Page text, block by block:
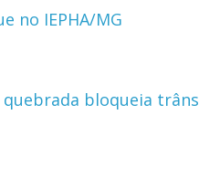
no IEPHA/MG
bloqueia